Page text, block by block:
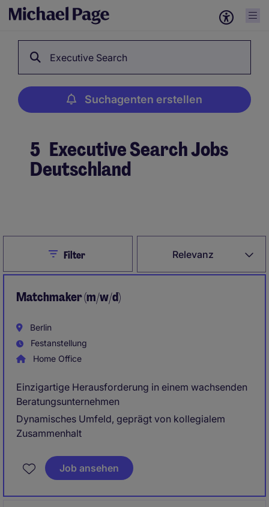
Executive Search
Suchagenten erstellen
5 Executive Search Jobs
Deutschland
Relevanz
CloseFilter
Matchmaker (m/w/d)
Berlin
Festanstellung
Home Office
Einzigartige Herausforderung in einem wachsenden
Beratungsunternehmen
Dynamisches Umfeld, geprägt von kollegialem
Zusammenhalt
Job ansehen